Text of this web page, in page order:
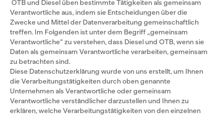
OTB und Diesel üben bestimmte Tätigkeiten als gemeinsam
Verantwortliche aus, indem sie Entscheidungen über die
Zwecke und Mittel der Datenverarbeitung gemeinschaftlich
treffen. Im Folgenden ist unter dem Begriff „gemeinsam
Verantwortliche“ zu verstehen, dass Diesel und OTB, wenn sie
Daten als gemeinsam Verantwortliche verarbeiten, gemeinsam
zu betrachten sind.
Diese Datenschutzerklärung wurde von uns erstellt, um Ihnen
die Verarbeitungstätigkeiten durch oben genannte
Unternehmen als Verantwortliche oder gemeinsam
Verantwortliche verständlicher darzustellen und Ihnen zu
erklären, welche Verarbeitungstätigkeiten von den einzelnen